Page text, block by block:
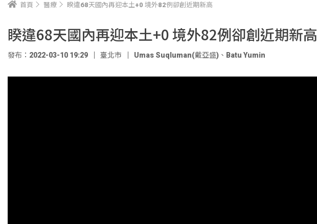
首頁 醫療 睽違68天國內再迎本土+0 境外82例卻創近期新高
睽違68天國內再迎本土+0 境外82例卻創近期新高
發布：2022-03-10 19:29 臺北市 Umas Suqluman(戴亞盛) 、 Batu Yumin